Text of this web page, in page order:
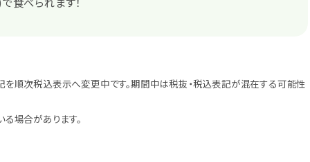
順次税込表示へ変更中です。期間中は税抜・税込表記が混在する可能性
場合があります。